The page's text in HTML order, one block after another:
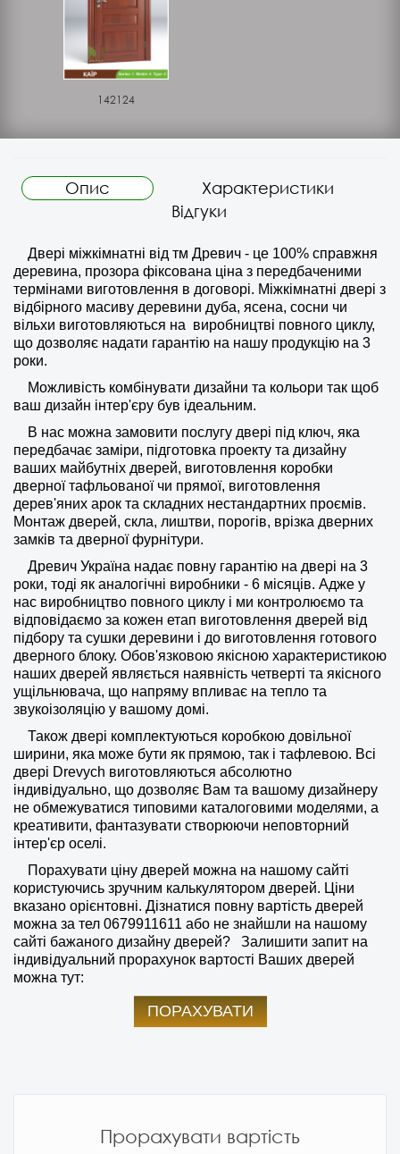
142124
Опис
Характеристики
Відгуки
Двері міжкімнатні від тм Древич - це 100% справжня
деревина, прозора фіксована ціна з передбаченими
термінами виготовлення в договорі. Міжкімнатні двері з
відбірного масиву деревини дуба, ясена, сосни чи
вільхи виготовляються на виробництві повного циклу,
що дозволяє надати гарантію на нашу продукцію на 3
роки.
Можливість комбінувати дизайни та кольори так щоб
ваш дизайн інтер'єру був ідеальним.
В нас можна замовити послугу двері під ключ, яка
передбачає заміри, підготовка проекту та дизайну
ваших майбутніх дверей, виготовлення коробки
дверної тафльованої чи прямої, виготовлення
дерев'яних арок та складних нестандартних проємів.
Монтаж дверей, скла, лиштви, порогів, врізка дверних
замків та дверної фурнітури.
Древич Україна надає повну гарантію на двері на 3
роки, тоді як аналогічні виробники - 6 місяців. Адже у
нас виробництво повного циклу і ми контролюємо та
відповідаємо за кожен етап виготовлення дверей від
підбору та сушки деревини і до виготовлення готового
дверного блоку. Обов'язковою якісною характеристикою
наших дверей являється наявність четверті та якісного
ущільнювача, що напряму впливає на тепло та
звукоізоляцію у вашому домі.
Також двері комплектуються коробкою довільної
ширини, яка може бути як прямою, так і тафлевою. Всі
двері Drevych виготовляються абсолютно
індивідуально, що дозволяє Вам та вашому дизайнеру
не обмежуватися типовими каталоговими моделями, а
креативити, фантазувати створюючи неповторний
інтер'єр оселі.
Порахувати ціну дверей можна на нашому сайті
користуючись зручним калькулятором дверей. Ціни
вказано орієнтовні. Дізнатися повну вартість дверей
можна за тел 0679911611 або не знайшли на нашому
сайті бажаного дизайну дверей?
Залишити запит на
індивідуальний прорахунок вартості Ваших дверей
можна тут:
ПОРАХУВАТИ
Прорахувати вартість